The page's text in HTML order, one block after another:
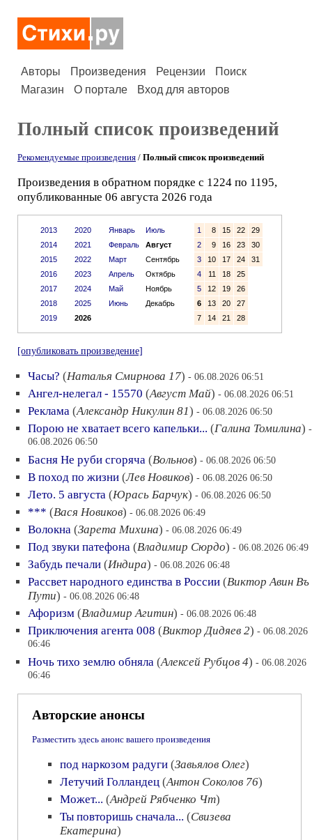
Авторы Произведения Рецензии
Поиск
Магазин
О портале Вход для авторов
Полный список произведений
Рекомендуемые произведения / Полный список произведений
Произведения в обратном порядке с 1224 по 1195,
опубликованные 06 августа 2026 года
2013
2014
2015
2016
2017
2018
2019
2020
2021
2022
2023
2024
2025
2026
Январь
Июль
Февраль
Август
Март
Сентябрь
Апрель
Октябрь
Май
Ноябрь
Июнь
Декабрь
1 8 15 22
29
2
9 16 23
30
3
10 17 24
31
4
11 18
25
5
12 19
26
6
13 20
27
7
14 21 28
[опубликовать произведение]
Часы? (Наталья Смирнова 17) - 06.08.2026 06:51
Ангел-нелегал - 15570 (Август Май) - 06.08.2026 06:51
Реклама (Александр Никулин 81) - 06.08.2026 06:50
Порою не хватает всего капельки... (Галина Томилина) -
06.08.2026 06:50
Басня Не руби сгоряча (Вольнов) - 06.08.2026 06:50
В поход по жизни (Лев Новиков) - 06.08.2026 06:50
Лето. 5 августа (Юрась Барчук) - 06.08.2026 06:50
*** (Вася Новиков) - 06.08.2026 06:49
Волокна (Зарета Михина) - 06.08.2026 06:49
Под звуки патефона (Владимир Сюрдо) - 06.08.2026 06:49
Забудь печали (Индира) - 06.08.2026 06:48
Рассвет народного единства в России (Виктор Авин Въ
Пути) - 06.08.2026 06:48
Афоризм (Владимир Агитин) - 06.08.2026 06:48
Приключения агента 008 (Виктор Дидяев 2) - 06.08.2026
06:46
Ночь тихо землю обняла (Алексей Рубцов 4) - 06.08.2026
06:46
Авторские анонсы
Разместить здесь анонс вашего произведения
под наркозом радуги (Завьялов Олег)
Летучий Голландец (Антон Соколов 76)
Может... (Андрей Рябченко Чт)
Ты повторишь сначала... (Свизева
Екатерина)